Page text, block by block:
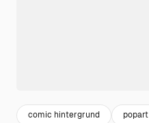
comic hintergrund popart